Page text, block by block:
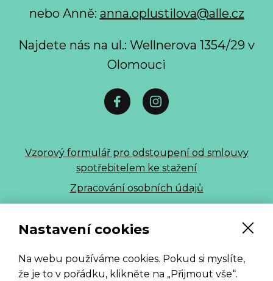
Nastavení cookies
Na webu používáme cookies. Pokud si myslíte,
že je to v pořádku, klikněte na „Přijmout vše“.
nebo Anně: anna.oplustilova@alle.cz
Najdete nás na ul.: Wellnerova 1354/29 v
Olomouci
Vzorový formulář pro odstoupení od smlouvy
spotřebitelem ke stažení
Zpracování osobních údajů